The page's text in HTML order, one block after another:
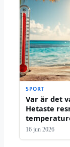
SPORT
Var är det
Hetaste
16 jun 2026